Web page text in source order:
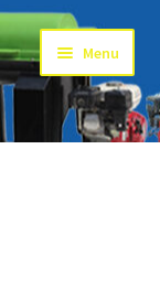
Menu